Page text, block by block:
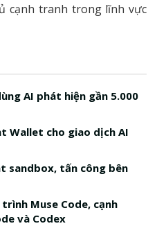
cạnh tranh trong lĩnh vực
AI phát hiện gần 5.000
Wallet cho giao dịch AI
sandbox, tấn công bên
Muse Code, cạnh
và Codex